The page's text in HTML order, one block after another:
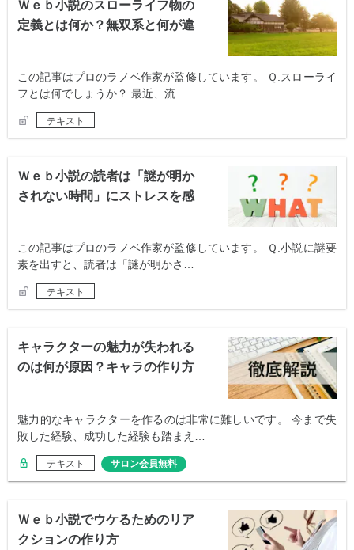
Ｗｅｂ小説のスローライフ物の
定義とは何か？無双系と何が違
この記事はプロのラノベ作家が監修しています。 Ｑ.スローライ
フとは何でしょうか？ 最近、流…
テキスト
Ｗｅｂ小説の読者は「謎が明か
されない時間」にストレスを感
この記事はプロのラノベ作家が監修しています。 Ｑ.小説に謎要
素を出すと、読者は「謎が明かさ…
テキスト
キャラクターの魅力が失われる
のは何が原因？キャラの作り方
魅力的なキャラクターを作るのは非常に難しいです。 今まで失
敗した経験、成功した経験も踏まえ…
テキスト サロン会員無料
Ｗｅｂ小説でウケるためのリア
クションの作り方